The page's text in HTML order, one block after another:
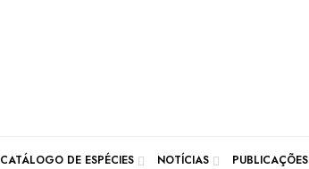
CATÁLOGO DE ESPÉCIES NOTÍCIAS PUBLICAÇÕES